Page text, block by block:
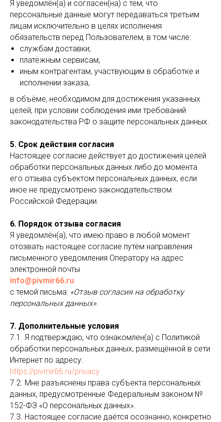
Я уведомлён(а) и согласен(на) с тем, что
персональные данные могут передаваться третьим
лицам исключительно в целях исполнения
обязательств перед Пользователем, в том числе:
службам доставки;
платёжным сервисам;
иным контрагентам, участвующим в обработке и
исполнении заказа,
в объёме, необходимом для достижения указанных
целей, при условии соблюдения ими требований
законодательства РФ о защите персональных данных.
5. Срок действия согласия
Настоящее согласие действует до достижения целей
обработки персональных данных либо до момента
его отзыва субъектом персональных данных, если
иное не предусмотрено законодательством
Российской Федерации.
6. Порядок отзыва согласия
Я уведомлён(а), что имею право в любой момент
отозвать настоящее согласие путём направления
письменного уведомления Оператору на адрес
электронной почты
info@pivmir66.ru
с темой письма: «Отзыв согласия на обработку
персональных данных».
7. Дополнительные условия
7.1. Я подтверждаю, что ознакомлен(а) с Политикой
обработки персональных данных, размещённой в сети
Интернет по адресу:
https://pivmir66.ru/privacy
7.2. Мне разъяснены права субъекта персональных
данных, предусмотренные Федеральным законом №
152-ФЗ «О персональных данных».
7.3. Настоящее согласие даётся осознанно, конкретно